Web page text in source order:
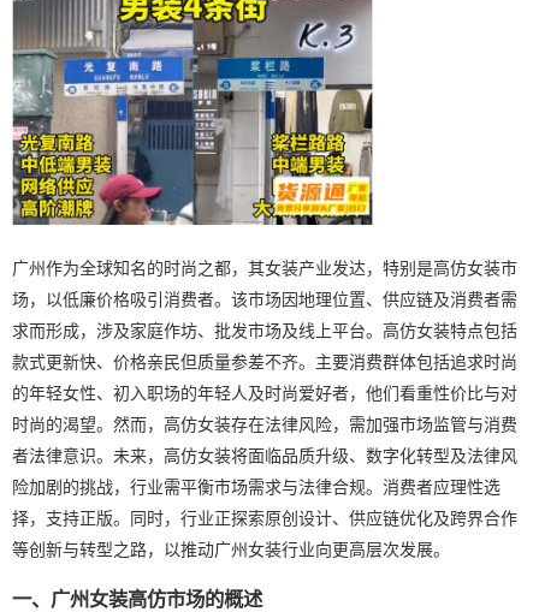
广州作为全球知名的时尚之都，其女装产业发达，特别是高仿女装市
场，以低廉价格吸引消费者。该市场因地理位置、供应链及消费者需
求而形成，涉及家庭作坊、批发市场及线上平台。高仿女装特点包括
款式更新快、价格亲民但质量参差不齐。主要消费群体包括追求时尚
的年轻女性、初入职场的年轻人及时尚爱好者，他们看重性价比与对
时尚的渴望。然而，高仿女装存在法律风险，需加强市场监管与消费
者法律意识。未来，高仿女装将面临品质升级、数字化转型及法律风
险加剧的挑战，行业需平衡市场需求与法律合规。消费者应理性选
择，支持正版。同时，行业正探索原创设计、供应链优化及跨界合作
等创新与转型之路，以推动广州女装行业向更高层次发展。
一、广州女装高仿市场的概述